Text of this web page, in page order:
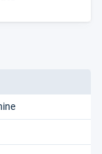
Sie ist mit
die
Sie,
müssen.